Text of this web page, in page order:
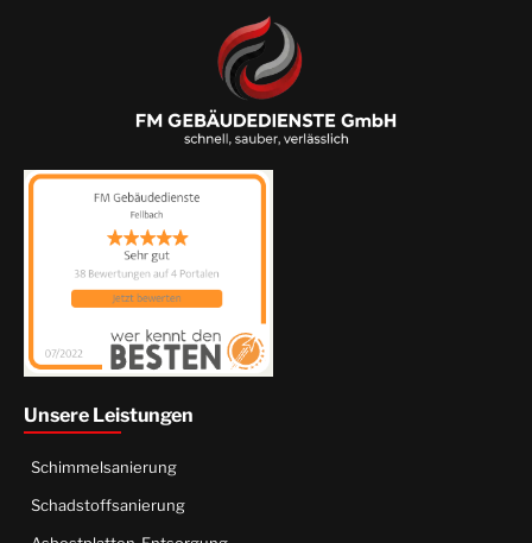
Unsere Leistungen
Schimmelsanierung
Schadstoffsanierung